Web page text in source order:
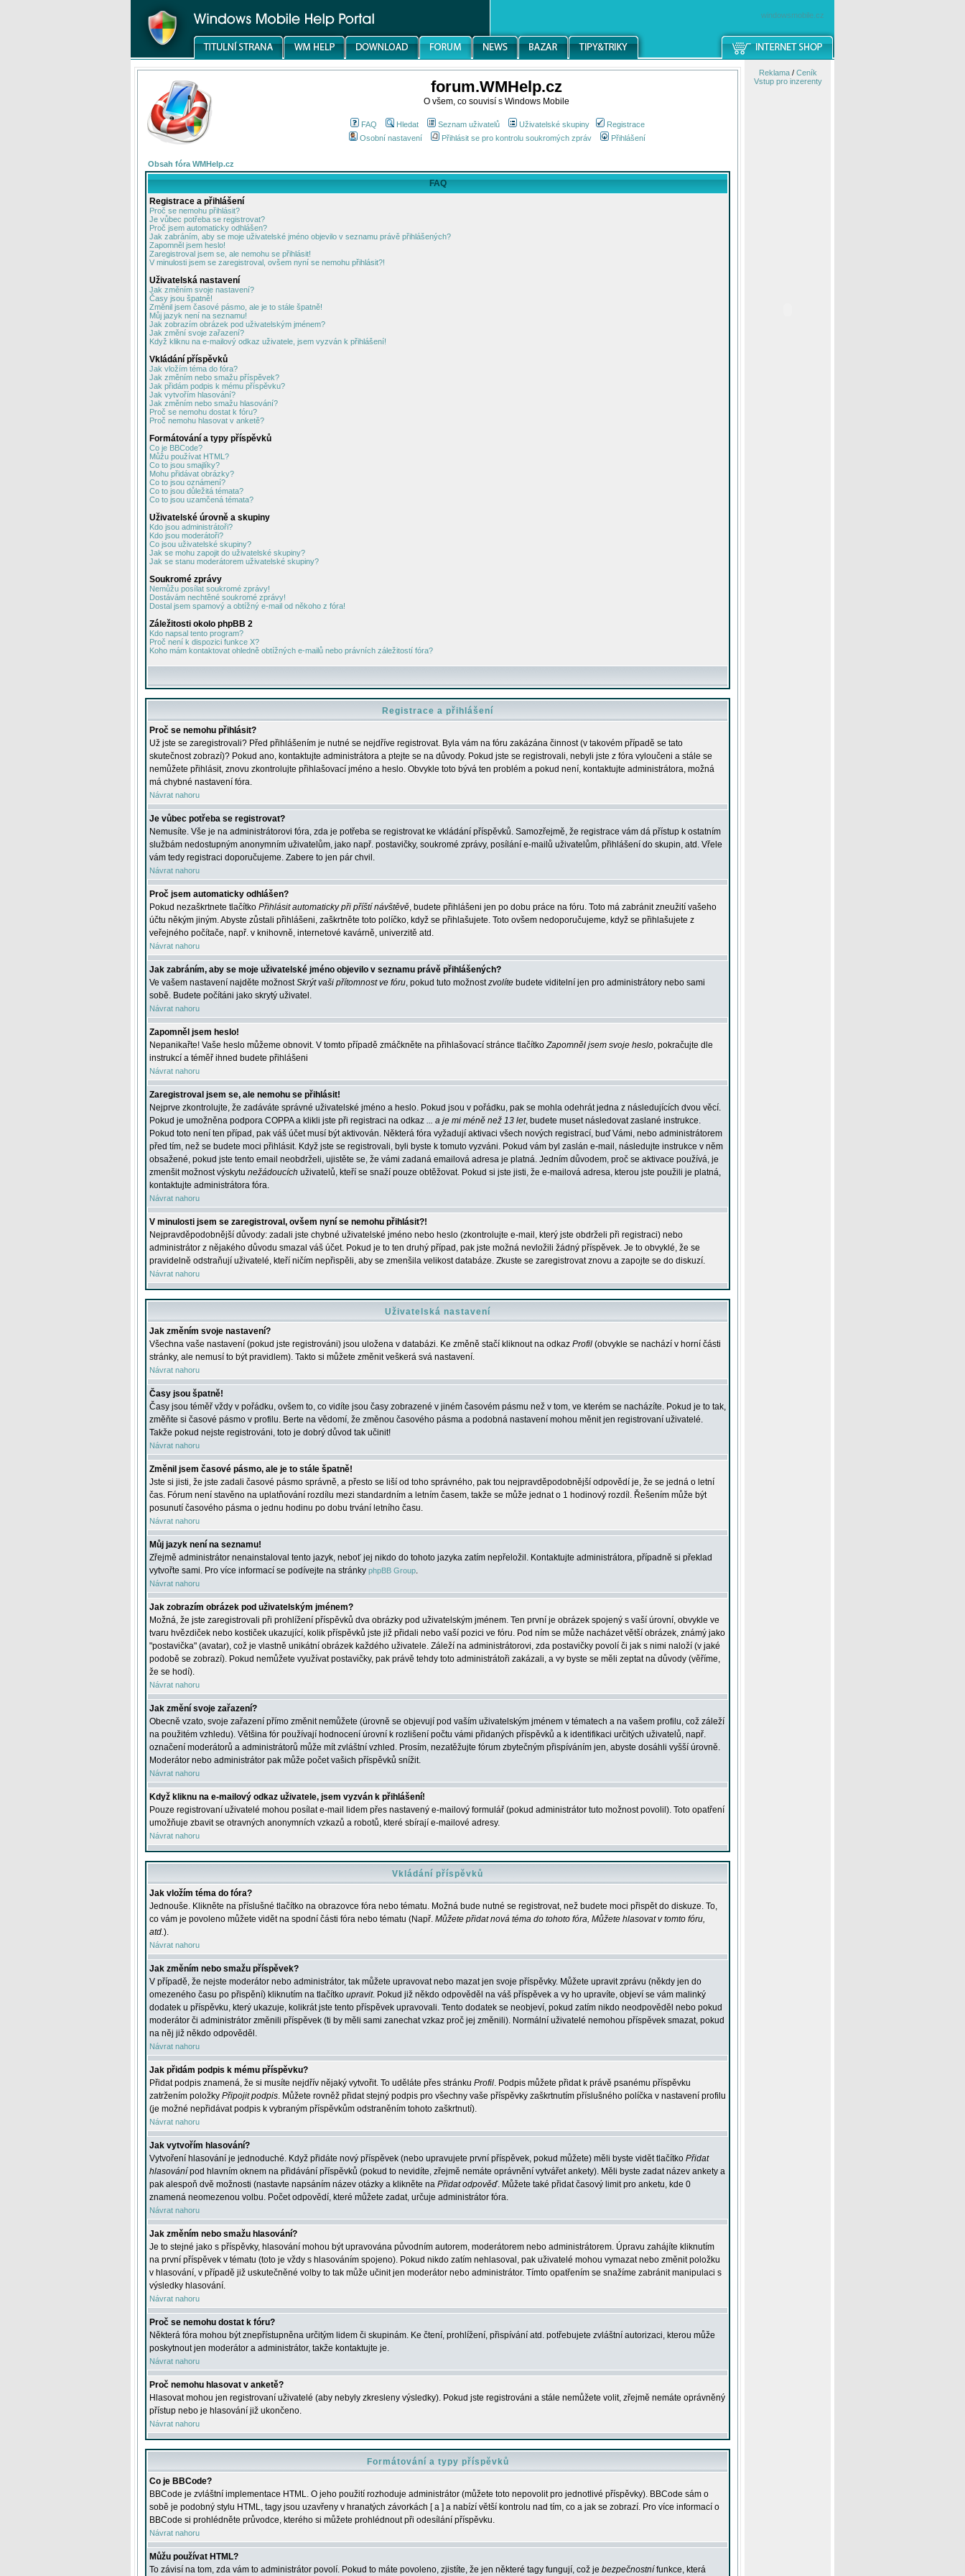
windowsmobile.cz
forum.WMHelp.cz
O všem, co souvisí s Windows Mobile
FAQ Hledat Seznam uživatelů Uživatelské skupiny
Registrace
Osobní nastavení
Přihlásit se pro kontrolu soukromých zpráv Přihlášení
Obsah fóra WMHelp.cz
FAQ
Registrace a přihlášení
Proč se nemohu přihlásit?
Je vůbec potřeba se registrovat?
Proč jsem automaticky odhlášen?
Jak zabráním, aby se moje uživatelské jméno objevilo v seznamu právě přihlášených?
Zapomněl jsem heslo!
Zaregistroval jsem se, ale nemohu se přihlásit!
V minulosti jsem se zaregistroval, ovšem nyní se nemohu přihlásit?!
Uživatelská nastavení
Jak změním svoje nastavení?
Časy jsou špatně!
Změnil jsem časové pásmo, ale je to stále špatně!
Můj jazyk není na seznamu!
Jak zobrazím obrázek pod uživatelským jménem?
Jak změní svoje zařazení?
Když kliknu na e-mailový odkaz uživatele, jsem vyzván k přihlášení!
Vkládání příspěvků
Jak vložím téma do fóra?
Jak změním nebo smažu příspěvek?
Jak přidám podpis k mému příspěvku?
Jak vytvořím hlasování?
Jak změním nebo smažu hlasování?
Proč se nemohu dostat k fóru?
Proč nemohu hlasovat v anketě?
Formátování a typy příspěvků
Co je BBCode?
Můžu používat HTML?
Co to jsou smajlíky?
Mohu přidávat obrázky?
Co to jsou oznámení?
Co to jsou důležitá témata?
Co to jsou uzamčená témata?
Uživatelské úrovně a skupiny
Kdo jsou administrátoři?
Kdo jsou moderátoři?
Co jsou uživatelské skupiny?
Jak se mohu zapojit do uživatelské skupiny?
Jak se stanu moderátorem uživatelské skupiny?
Soukromé zprávy
Nemůžu posílat soukromé zprávy!
Dostávám nechtěné soukromé zprávy!
Dostal jsem spamový a obtížný e-mail od někoho z fóra!
Záležitosti okolo phpBB 2
Kdo napsal tento program?
Proč není k dispozici funkce X?
Koho mám kontaktovat ohledně obtížných e-mailů nebo právních záležitostí fóra?
Registrace a přihlášení
Proč se nemohu přihlásit?
Už jste se zaregistrovali? Před přihlášením je nutné se nejdříve registrovat. Byla vám na fóru zakázána činnost (v takovém případě se tato
skutečnost zobrazí)? Pokud ano, kontaktujte administrátora a ptejte se na důvody. Pokud jste se registrovali, nebyli jste z fóra vyloučeni a stále se
nemůžete přihlásit, znovu zkontrolujte přihlašovací jméno a heslo. Obvykle toto bývá ten problém a pokud není, kontaktujte administrátora, možná
má chybné nastavení fóra.
Návrat nahoru
Je vůbec potřeba se registrovat?
Nemusíte. Vše je na administrátorovi fóra, zda je potřeba se registrovat ke vkládání příspěvků. Samozřejmě, že registrace vám dá přístup k ostatním
službám nedostupným anonymním uživatelům, jako např. postavičky, soukromé zprávy, posílání e-mailů uživatelům, přihlášení do skupin, atd. Vřele
vám tedy registraci doporučujeme. Zabere to jen pár chvil.
Návrat nahoru
Proč jsem automaticky odhlášen?
Pokud nezaškrtnete tlačítko Přihlásit automaticky při příští návštěvě, budete přihlášeni jen po dobu práce na fóru. Toto má zabránit zneužití vašeho
účtu někým jiným. Abyste zůstali přihlášeni, zaškrtněte toto políčko, když se přihlašujete. Toto ovšem nedoporučujeme, když se přihlašujete z
veřejného počítače, např. v knihovně, internetové kavárně, univerzitě atd.
Návrat nahoru
Jak zabráním, aby se moje uživatelské jméno objevilo v seznamu právě přihlášených?
Ve vašem nastavení najděte možnostSkrýt vaši přítomnost ve fóru, pokud tuto možnostzvolíte budete viditelní jen pro administrátory nebo sami
sobě. Budete počítáni jako skrytý uživatel.
Návrat nahoru
Zapomněl jsem heslo!
Nepanikařte! Vaše heslo můžeme obnovit. V tomto případě zmáčkněte na přihlašovací stránce tlačítkoZapomněl jsem svoje heslo, pokračujte dle
instrukcí a téměř ihned budete přihlášeni
Návrat nahoru
Zaregistroval jsem se, ale nemohu se přihlásit!
Nejprve zkontrolujte, že zadáváte správné uživatelské jméno a heslo. Pokud jsou v pořádku, pak se mohla odehrát jedna z následujících dvou věcí.
Pokud je umožněna podpora COPPA a klikli jste při registraci na odkaz ... a je mi méně než 13 let, budete muset následovat zaslané instrukce.
Pokud toto není ten případ, pak váš účet musí být aktivován. Některá fóra vyžadují aktivaci všech nových registrací, buď Vámi, nebo administrátorem
před tím, než se budete moci přihlásit. Když jste se registrovali, byli byste k tomuto vyzváni. Pokud vám byl zaslán e-mail, následujte instrukce v něm
obsažené, pokud jste tento email neobdrželi, ujistěte se, že vámi zadaná emailová adresa je platná. Jedním důvodem, proč se aktivace používá, je
zmenšit možnost výskytu nežádoucích uživatelů, kteří se snaží pouze obtěžovat. Pokud si jste jisti, že e-mailová adresa, kterou jste použili je platná,
kontaktujte administrátora fóra.
Návrat nahoru
V minulosti jsem se zaregistroval, ovšem nyní se nemohu přihlásit?!
Nejpravděpodobnější důvody: zadali jste chybné uživatelské jméno nebo heslo (zkontrolujte e-mail, který jste obdrželi při registraci) nebo
administrátor z nějakého důvodu smazal váš účet. Pokud je to ten druhý případ, pak jste možná nevložili žádný příspěvek. Je to obvyklé, že se
pravidelně odstraňují uživatelé, kteří ničím nepřispěli, aby se zmenšila velikost databáze. Zkuste se zaregistrovat znovu a zapojte se do diskuzí.
Návrat nahoru
Uživatelská nastavení
Jak změním svoje nastavení?
Všechna vaše nastavení (pokud jste registrováni) jsou uložena v databázi. Ke změně stačí kliknout na odkaz Profil (obvykle se nachází v horní části
stránky, ale nemusí to být pravidlem). Takto si můžete změnit veškerá svá nastavení.
Návrat nahoru
Časy jsou špatně!
Časy jsou téměř vždy v pořádku, ovšem to, co vidíte jsou časy zobrazené v jiném časovém pásmu než v tom, ve kterém se nacházíte. Pokud je to tak,
změňte si časové pásmo v profilu. Berte na vědomí, že změnou časového pásma a podobná nastavení mohou měnit jen registrovaní uživatelé.
Takže pokud nejste registrováni, toto je dobrý důvod tak učinit!
Návrat nahoru
Změnil jsem časové pásmo, ale je to stále špatně!
Jste si jisti, že jste zadali časové pásmo správně, a přesto se liší od toho správného, pak tou nejpravděpodobnější odpovědí je, že se jedná o letní
čas. Fórum není stavěno na uplatňování rozdílu mezi standardním a letním časem, takže se může jednat o 1 hodinový rozdíl. Řešením může být
posunutí časového pásma o jednu hodinu po dobu trvání letního času.
Návrat nahoru
Můj jazyk není na seznamu!
Zřejmě administrátor nenainstaloval tento jazyk, neboť jej nikdo do tohoto jazyka zatím nepřeložil. Kontaktujte administrátora, případně si překlad
vytvořte sami. Pro více informací se podívejte na stránky phpBB Group.
Návrat nahoru
Jak zobrazím obrázek pod uživatelským jménem?
Možná, že jste zaregistrovali při prohlížení příspěvků dva obrázky pod uživatelským jménem. Ten první je obrázek spojený s vaší úrovní, obvykle ve
tvaru hvězdiček nebo kostiček ukazující, kolik příspěvků jste již přidali nebo vaší pozici ve fóru. Pod ním se může nacházet větší obrázek, známý jako
"postavička" (avatar), což je vlastně unikátní obrázek každého uživatele. Záleží na administrátorovi, zda postavičky povolí či jak s nimi naloží (v jaké
podobě se zobrazí). Pokud nemůžete využívat postavičky, pak právě tehdy toto administrátoři zakázali, a vy byste se měli zeptat na důvody (věříme,
že se hodí).
Návrat nahoru
Jak změní svoje zařazení?
Obecně vzato, svoje zařazení přímo změnit nemůžete (úrovně se objevují pod vaším uživatelským jménem v tématech a na vašem profilu, což záleží
na použitém vzhledu). Většina fór používají hodnocení úrovní k rozlišení počtu vámi přidaných příspěvků a k identifikaci určitých uživatelů, např.
označení moderátorů a administrátorů může mít zvláštní vzhled. Prosím, nezatěžujte fórum zbytečným přispíváním jen, abyste dosáhli vyšší úrovně.
Moderátor nebo administrátor pak může počet vašich příspěvků snížit.
Návrat nahoru
Když kliknu na e-mailový odkaz uživatele, jsem vyzván k přihlášení!
Pouze registrovaní uživatelé mohou posílat e-mail lidem přes nastavený e-mailový formulář (pokud administrátor tuto možnost povolil). Toto opatření
umožňuje zbavit se otravných anonymních vzkazů a robotů, které sbírají e-mailové adresy.
Návrat nahoru
Vkládání příspěvků
Jak vložím téma do fóra?
Jednouše. Klikněte na příslušné tlačítko na obrazovce fóra nebo tématu. Možná bude nutné se registrovat, než budete moci přispět do diskuze. To,
co vám je povoleno můžete vidět na spodní části fóra nebo tématu (Např. Můžete přidat nová téma do tohoto fóra, Můžete hlasovat v tomto fóru,
atd.).
Návrat nahoru
Jak změním nebo smažu příspěvek?
V případě, že nejste moderátor nebo administrátor, tak můžete upravovat nebo mazat jen svoje příspěvky. Můžete upravit zprávu (někdy jen do
omezeného času po přispění) kliknutím na tlačítko upravit. Pokud již někdo odpověděl na váš příspěvek a vy ho upravíte, objeví se vám malinký
dodatek u příspěvku, který ukazuje, kolikrát jste tento příspěvek upravovali. Tento dodatek se neobjeví, pokud zatím nikdo neodpověděl nebo pokud
moderátor či administrátor změnili příspěvek (ti by měli sami zanechat vzkaz proč jej změnili). Normální uživatelé nemohou příspěvek smazat, pokud
na něj již někdo odpověděl.
Návrat nahoru
Jak přidám podpis k mému příspěvku?
Přidat podpis znamená, že si musíte nejdřív nějaký vytvořit. To uděláte přes stránku Profil. Podpis můžete přidat k právě psanému příspěvku
zatržením položky Připojit podpis. Můžete rovněž přidat stejný podpis pro všechny vaše příspěvky zaškrtnutím příslušného políčka v nastavení profilu
(je možné nepřidávat podpis k vybraným příspěvkům odstraněním tohoto zaškrtnutí).
Návrat nahoru
Jak vytvořím hlasování?
Vytvoření hlasování je jednoduché. Když přidáte nový příspěvek (nebo upravujete první příspěvek, pokud můžete) měli byste vidět tlačítko Přidat
hlasování pod hlavním oknem na přidávání příspěvků (pokud to nevidíte, zřejmě nemáte oprávnění vytvářet ankety). Měli byste zadat název ankety a
pak alespoň dvě možnosti (nastavte napsáním název otázky a klikněte na Přidat odpověď. Můžete také přidat časový limit pro anketu, kde 0
znamená neomezenou volbu. Počet odpovědí, které můžete zadat, určuje administrátor fóra.
Návrat nahoru
Jak změním nebo smažu hlasování?
Je to stejné jako s příspěvky, hlasování mohou být upravována původním autorem, moderátorem nebo administrátorem. Úpravu zahájíte kliknutím
na první příspěvek v tématu (toto je vždy s hlasováním spojeno). Pokud nikdo zatím nehlasoval, pak uživatelé mohou vymazat nebo změnit položku
v hlasování, v případě již uskutečněné volby to tak může učinit jen moderátor nebo administrátor. Tímto opatřením se snažíme zabránit manipulaci s
výsledky hlasování.
Návrat nahoru
Proč se nemohu dostat k fóru?
Některá fóra mohou být znepřístupněna určitým lidem či skupinám. Ke čtení, prohlížení, přispívání atd. potřebujete zvláštní autorizaci, kterou může
poskytnout jen moderátor a administrátor, takže kontaktujte je.
Návrat nahoru
Proč nemohu hlasovat v anketě?
Hlasovat mohou jen registrovaní uživatelé (aby nebyly zkresleny výsledky). Pokud jste registrováni a stále nemůžete volit, zřejmě nemáte oprávněný
přístup nebo je hlasování již ukončeno.
Návrat nahoru
Formátování a typy příspěvků
Co je BBCode?
BBCode je zvláštní implementace HTML. O jeho použití rozhoduje administrátor (můžete toto nepovolit pro jednotlivé příspěvky). BBCode sám o
sobě je podobný stylu HTML, tagy jsou uzavřeny v hranatých závorkách [ a ] a nabízí větší kontrolu nad tím, co a jak se zobrazí. Pro více informací o
BBCode si prohlédněte průvodce, kterého si můžete prohlédnout při odesílání příspěvku.
Návrat nahoru
Můžu používat HTML?
To závisí na tom, zda vám to administrátor povolí. Pokud to máte povoleno, zjistíte, že jen některé tagy fungují, což je bezpečnostní funkce, která
Reklama/ Ceník
Vstup pro inzerenty